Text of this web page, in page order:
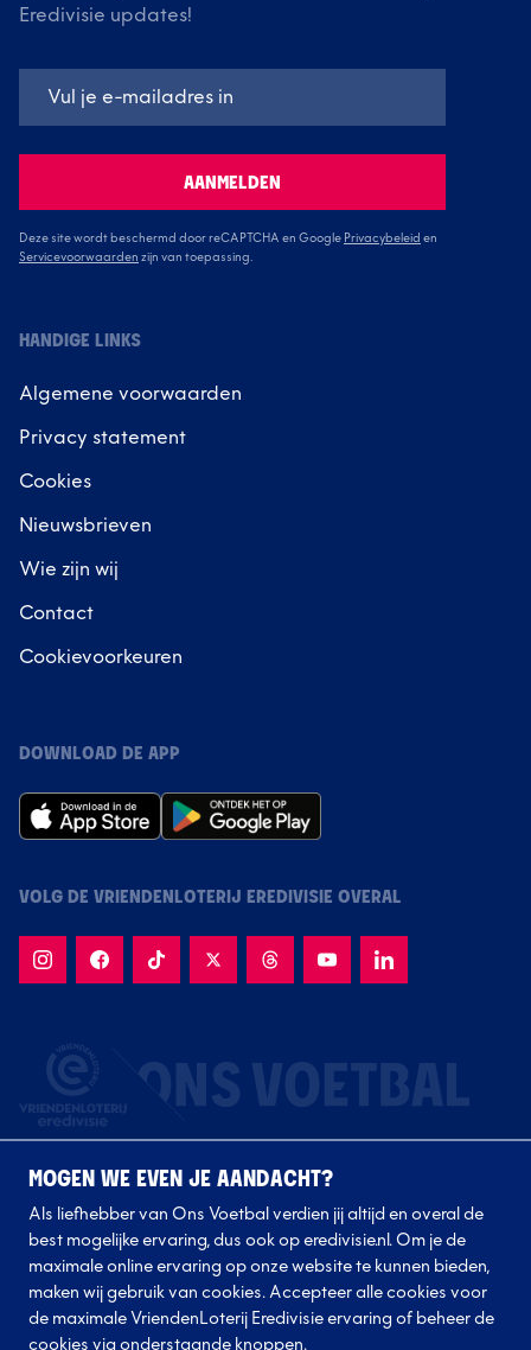
Eredivisie updates!
AANMELDEN
Deze site wordt beschermd door reCAPTCHA en Google Privacybeleid en
Servicevoorwaarden zijn van toepassing.
HANDIGE LINKS
Algemene voorwaarden
Privacy statement
Cookies
Nieuwsbrieven
Wie zijn wij
Contact
Cookievoorkeuren
DOWNLOAD DE APP
VOLG DE VRIENDENLOTERIJ EREDIVISIE OVERAL
Volg onze clubs
MOGEN WE EVEN JE AANDACHT?
Als liefhebber van Ons Voetbal verdien jij altijd en overal de
best mogelijke ervaring, dus ook op eredivisie.nl. Om je de
maximale online ervaring op onze website te kunnen bieden,
maken wij gebruik van cookies. Accepteer alle cookies voor
de maximale VriendenLoterij Eredivisie ervaring of beheer de
cookies via onderstaande knoppen.